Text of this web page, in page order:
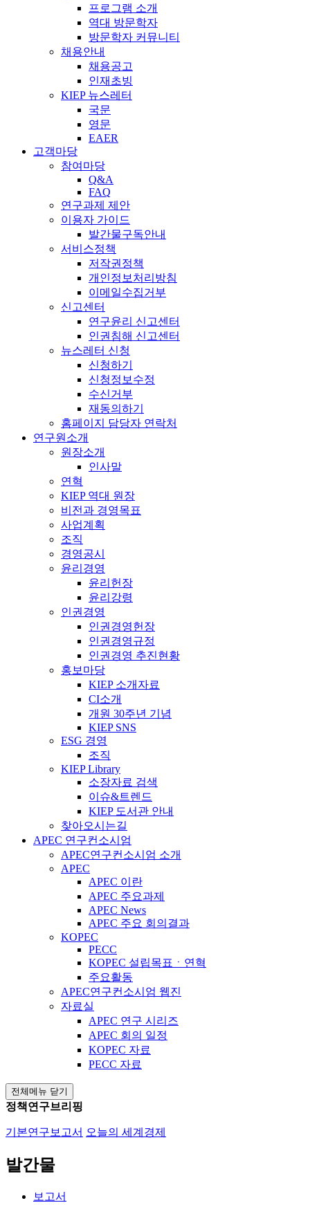
프로그램 소개
역대 방문학자
방문학자 커뮤니티
채용안내
채용공고
인재초빙
KIEP 뉴스레터
국문
영문
EAER
고객마당
참여마당
Q&A
FAQ
연구과제 제안
이용자 가이드
발간물구독안내
서비스정책
저작권정책
개인정보처리방침
이메일수집거부
신고센터
연구윤리 신고센터
인권침해 신고센터
뉴스레터 신청
신청하기
신청정보수정
수신거부
재동의하기
홈페이지 담당자 연락처
연구원소개
원장소개
인사말
연혁
KIEP 역대 원장
비전과 경영목표
사업계획
조직
경영공시
윤리경영
윤리헌장
윤리강령
인권경영
인권경영헌장
인권경영규정
인권경영 추진현황
홍보마당
KIEP 소개자료
CI소개
개원 30주년 기념
KIEP SNS
ESG 경영
조직
KIEP Library
소장자료 검색
이슈&트렌드
KIEP 도서관 안내
찾아오시는길
APEC 연구컨소시엄
APEC연구컨소시엄 소개
APEC
APEC 이란
APEC 주요과제
APEC News
APEC 주요 회의결과
KOPEC
PECC
KOPEC 설립목표ㆍ연혁
주요활동
APEC연구컨소시엄 웹진
자료실
APEC 연구 시리즈
APEC 회의 일정
KOPEC 자료
PECC 자료
전체메뉴 닫기
정책연구브리핑
기본연구보고서 오늘의 세계경제
발간물
보고서